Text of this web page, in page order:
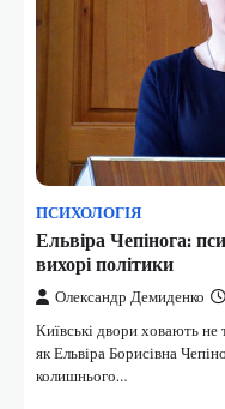
ПСИХОЛОГІЯ
Ельвіра Чепінога:
вихорі політики
Олександр Демиденко
Київські двори ховають не
як Ельвіра Борисівна
колишнього…